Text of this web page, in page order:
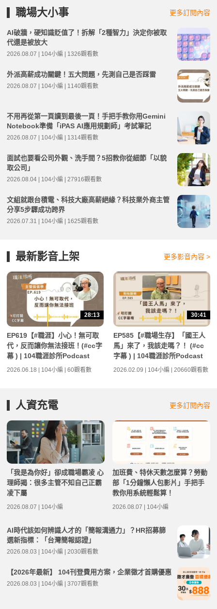
職場大小事 更多訂閱內容
AI破牆，硬知識貶值了！拆解「2種智力」決定你被取
代還是被放大
2026.08.07 | 104小編 | 1326觀看數
外派高薪成功關鍵！五大問題，先測自己是否踩雷
2026.08.07 | 104小編 | 1140觀看數
不用再從第一頁讀到最後一頁！手把手教你用Gemini
Notebook準備「iPAS AI應用規劃師」考試筆記
2026.08.07 | 104小編 | 1314觀看數
面試也要看公司外觀、洗手間？5招教你從細節「以貌
取公司」
2026.08.04 | 104小編 | 27916觀看數
文組就跟台積電、科技大廠高薪絕緣？科技業外商主管
分享5步驟成功跨界
2026.07.31 | 104小編 | 1625觀看數
最新影音上架 更多影音內容 >
28:13
EP619【#職涯】小心！無可取
代，反而讓你無法接班！(#cc字
幕 ) | 104職涯診所Podcast
2026.06.18 | 104小編 | 60觀看數
30:41
EP585【#職場生存】「國王人
馬」來了，我該走嗎？！ (#cc
字幕 ) | 104職涯診所Podcast
2026.02.09 | 104小編 | 20660觀看數
人資充電 更多訂閱內容
「我是為你好」卻成職場霸凌 心
理師揭：很多主管不知自己正霸
凌下屬
2026.08.07 | 104小編
加班費、特休天數怎麼算？勞動
部「1分鐘懶人包影片」手把手
教你用系統輕鬆算！
2026.08.07 | 104小編
AI時代該如何辨識人才的「簡報溝通力」？HR招募篩
選新指標：「台灣簡報認證」
2026.08.03 | 104小編 | 2030觀看數
【2026年最新】 104刊登費用方案，企業徵才首購優惠
2026.08.03 | 104小編 | 3707觀看數